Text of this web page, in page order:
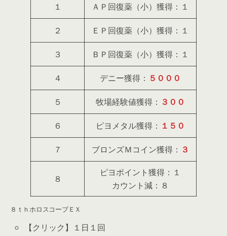
１ ＡＰ回復薬（小）獲得：１
２ ＥＰ回復薬（小）獲得：１
３ ＢＰ回復薬（小）獲得：１
４ デニー獲得： ５０００
５ 牧場経験値獲得： ３００
６ ピヨメタル獲得： １５０
７ ブロンズＭコイン獲得： ３
８
ピヨポイント獲得：１
カウント減：８
８ｔｈホロスコープＥＸ
【クリック】１日１回